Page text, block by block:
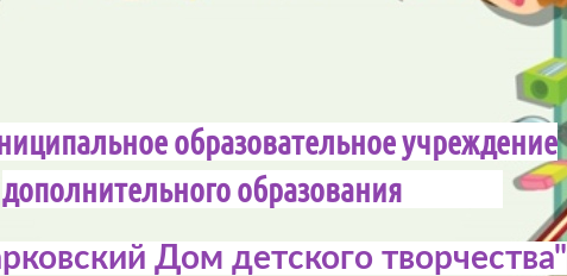
образовательное учреждение
дополнительного образования
Дом детского творчества"